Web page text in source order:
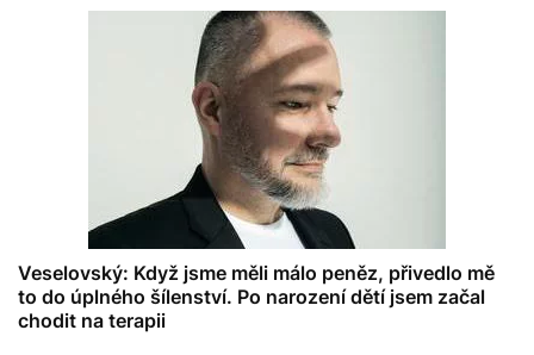
Veselovský: Když jsme měli málo peněz, přivedlo mě
to do úplného šílenství. Po narození dětí jsem začal
chodit na terapii